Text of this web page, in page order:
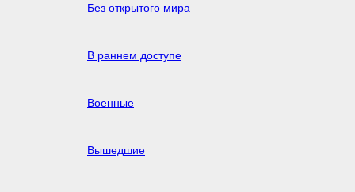
Без открытого мира
В раннем доступе
Военные
Вышедшие